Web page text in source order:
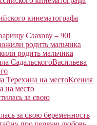
кинематографа
Саахову – 90!
родить мальчика
Васильева
Ксения
на место
за свою беременность